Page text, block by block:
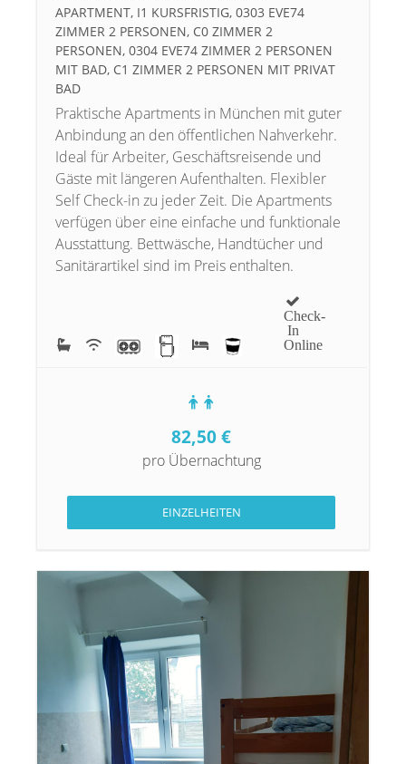
PARTMENT, I1 KURSFRISTIG, 0303 EVE74 Z
IMMER 2 PERSONEN, C0 ZIMMER 2 P
ERSONEN, 0304 EVE74 ZIMMER 2 PERSONEN M
IT BAD, C1 ZIMMER 2 PERSONEN MIT PRIVAT B
AD
Praktische Apartments in München mit guter
Anbindung an den öffentlichen Nahverkehr.
Ideal für Arbeiter, Geschäftsreisende und
Gäste mit längeren Aufenthalten. Flexibler
Self Check-in zu jeder Zeit. Die Apartments
verfügen über eine einfache und funktionale
Ausstattung. Bettwäsche, Handtücher und
Sanitärartikel sind im Preis enthalten.
Check-
In
Online
82,50€
pro Übernachtung
EINZELHEITEN